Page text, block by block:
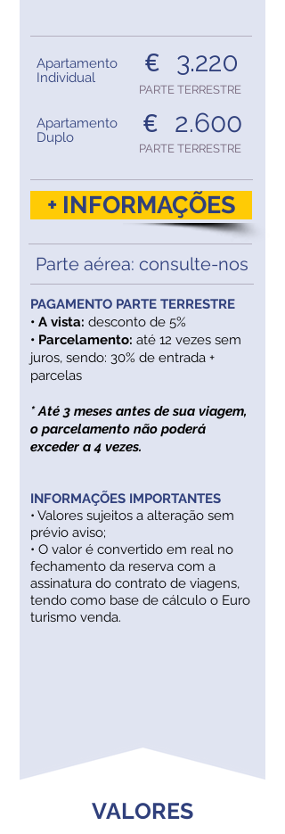
Parte aérea: consulte-nos
€ 3.220
Apartamento
Individual
PARTE TERRESTRE
Apartamento
Duplo
PARTE TERRESTRE
€ 2.600
+ INFORMAÇÕES
PAGAMENTO PARTE TERRESTRE
• A vista: desconto de 5%
• Parcelamento: até 12 vezes sem
juros, sendo: 30% de entrada +
parcelas
* Até 3 meses antes de sua viagem,
o parcelamento não poderá
exceder a 4 vezes.
INFORMAÇÕES IMPORTANTES
• Valores sujeitos a alteração sem
prévio aviso;
• O valor é convertido em real no
fechamento da reserva com a
assinatura do contrato de viagens,
tendo como base de cálculo o Euro
turismo venda.
VALORES